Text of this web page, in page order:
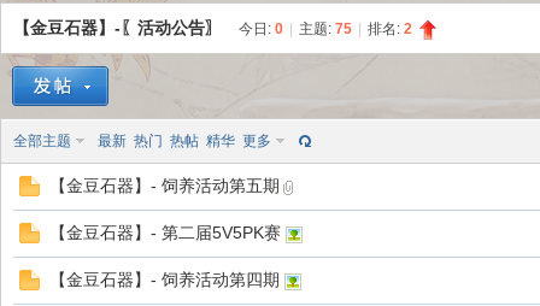
» ›
【金豆石器】-〖活动公告〗 今日: 0 主题: 75 排名: 2
全部主题 最新 热门 热帖 精华 更多
【金豆石器】- 饲养活动第五期
【金豆石器】- 第二届5V5PK赛
【金豆石器】- 饲养活动第四期